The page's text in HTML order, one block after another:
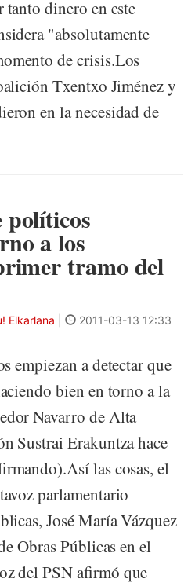
tanto dinero en este
"absolutamente
de crisis.Los
Txentxo Jiménez y
en la necesidad de
políticos
a los
tramo del
Elkarlana 2011-03-13 12:33
empiezan a detectar que
bien en torno a la
Navarro de Alta
Sustrai Erakuntza hace
las cosas, el
parlamentario
José María Vázquez
Obras Públicas en el
del PSN afirmó que